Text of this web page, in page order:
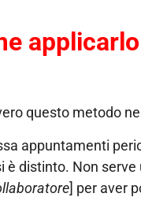
questo metodo
appuntamenti
distinto. Non
] per aver